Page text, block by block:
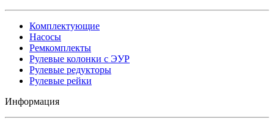
Комплектующие
Насосы
Ремкомплекты
Рулевые колонки с ЭУР
Рулевые редукторы
Рулевые рейки
Информация